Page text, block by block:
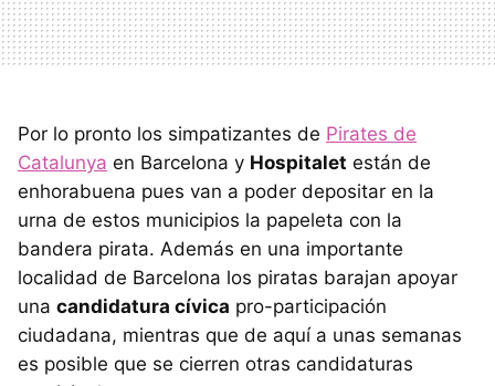
Por lo pronto los simpatizantes de Pirates de
Catalunya en Barcelona y Hospitalet están de
enhorabuena pues van a poder depositar en la
urna de estos municipios la papeleta con la
bandera pirata. Además en una importante
localidad de Barcelona los piratas barajan apoyar
una candidatura cívica pro-participación
ciudadana, mientras que de aquí a unas semanas
es posible que se cierren otras candidaturas